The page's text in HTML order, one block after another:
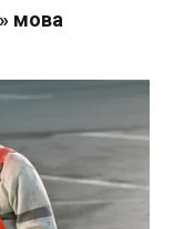
мова